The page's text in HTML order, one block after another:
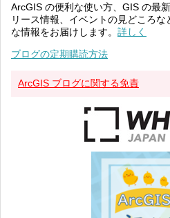
ArcGIS の便利な使い方、GIS の最
リース情報、イベントの見どころ
な情報をお届けします。 詳しく
ブログの定期購読方法
ArcGIS ブログに関する免責